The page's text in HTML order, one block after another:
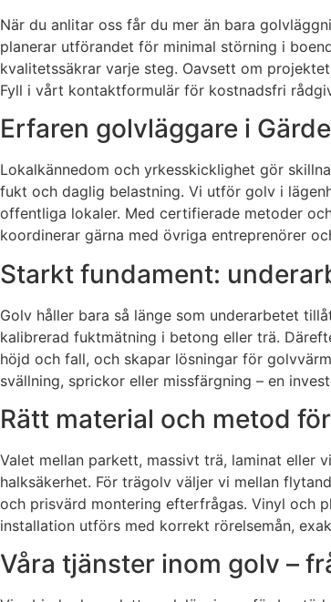
När du anlitar oss får du mer än bara
planerar utförandet för minimal störning i
kvalitetssäkrar varje steg. Oavsett om
Fyll i vårt kontaktformulär för kostnadsfri
Erfaren golvläggare i
Lokalkännedom och yrkesskicklighet gör
fukt och daglig belastning. Vi utför golv i
offentliga lokaler. Med certifierade metoder
koordinerar gärna med övriga entreprenörer
Starkt fundament:
Golv håller bara så länge som underarbetet
kalibrerad fuktmätning i betong eller trä.
höjd och fall, och skapar lösningar för
svällning, sprickor eller missfärgning – en
Rätt material och metod
Valet mellan parkett, massivt trä, laminat eller
halksäkerhet. För trägolv väljer vi mellan
och prisvärd montering efterfrågas. Vinyl och
installation utförs med korrekt rörelsemån,
Våra tjänster inom golv –